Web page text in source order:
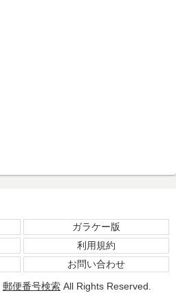
ガラケー版
利用規約
お問い合わせ
郵便番号検索 All Rights Reserved.